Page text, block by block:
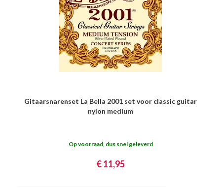
Gitaarsnarenset La Bella 2001 set voor classic guitar
nylon medium
Op voorraad, dus snel geleverd
€ 11,95